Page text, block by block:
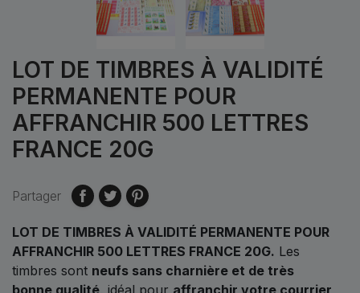
LOT DE TIMBRES À VALIDITÉ
PERMANENTE POUR
AFFRANCHIR 500 LETTRES
FRANCE 20G
Partager
LOT DE TIMBRES À VALIDITÉ PERMANENTE POUR
AFFRANCHIR 500 LETTRES FRANCE 20G. Les
timbres sont neufs sans charnière et de très
bonne qualité, idéal pour affranchir votre courrier